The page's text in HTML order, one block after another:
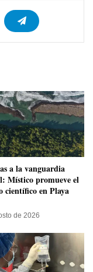
a la vanguardia
Místico promueve el
científico en Playa
de 2026